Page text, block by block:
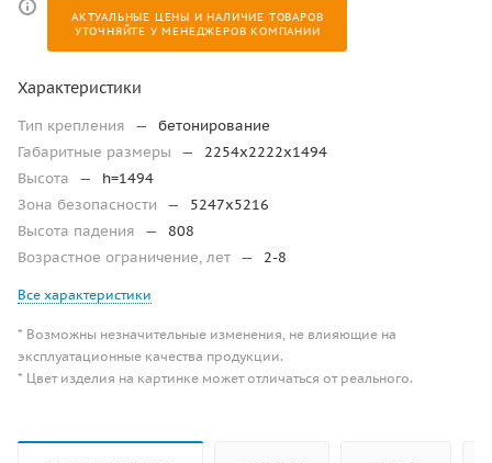
АКТУАЛЬНЫЕ ЦЕНЫ И НАЛИЧИЕ ТОВАРОВ
УТОЧНЯЙТЕ У МЕНЕДЖЕРОВ КОМПАНИИ
Характеристики
Тип крепления —
бетонирование
Габаритные размеры
—
2254x2222x1494
Высота
—
h=1494
Зона безопасности
—
5247х5216
Высота падения
—
808
Возрастное ограничение, лет — 2-8
Все характеристики
* Возможны незначительные изменения, не влияющие на
эксплуатационные качества продукции.
* Цвет изделия на картинке может отличаться от реального.